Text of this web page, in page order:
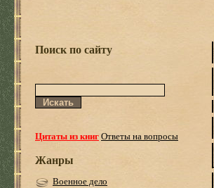
Поиск по сайту
Цитаты из книгОтветы на вопросы
Жанры
Военное дело